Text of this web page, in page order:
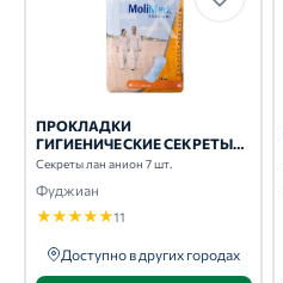
ПРОКЛАДКИ
ГИГИЕНИЧЕСКИЕ СЕКРЕТЫ
ЛАН АНИОН 7 ШТ.
Секреты лан анион 7 шт.
Фуджиан
★★★★★11
Доступно в других городах